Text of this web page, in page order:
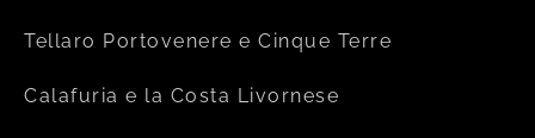
Tellaro Portovenere e Cinque Terre
Calafuria e la Costa Livornese